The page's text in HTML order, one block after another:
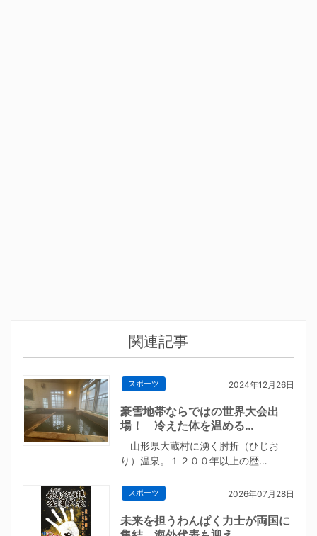
関連記事
スポーツ 2024年12月26日
豪雪地帯ならではの世界大会出
場！ 冷えた体を温める…
山形県大蔵村に湧く肘折（ひじお
り）温泉。１２００年以上の歴…
スポーツ 2026年07月28日
未来を担うわんぱく力士が両国に